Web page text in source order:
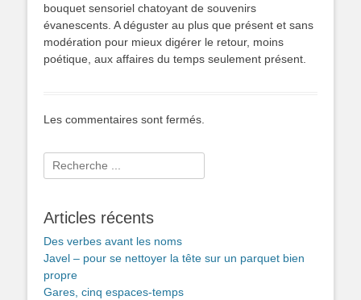
bouquet sensoriel chatoyant de souvenirs
évanescents. A déguster au plus que présent et sans
modération pour mieux digérer le retour, moins
poétique, aux affaires du temps seulement présent.
Les commentaires sont fermés.
Rechercher :
Articles récents
Des verbes avant les noms
Javel – pour se nettoyer la tête sur un parquet bien
propre
Gares, cinq espaces-temps